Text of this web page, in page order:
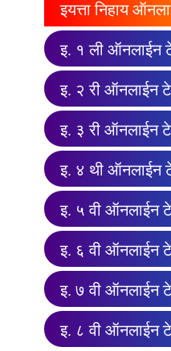
इयत्ता निहाय
इ. १ ली ऑनलाईन
इ. २ री ऑनलाईन
इ. ३ री ऑनलाईन
इ. ४ थी ऑनलाईन
इ. ५ वी ऑनलाईन
इ. ६ वी ऑनलाईन
इ. ७ वी ऑनलाईन
इ. ८ वी ऑनलाईन